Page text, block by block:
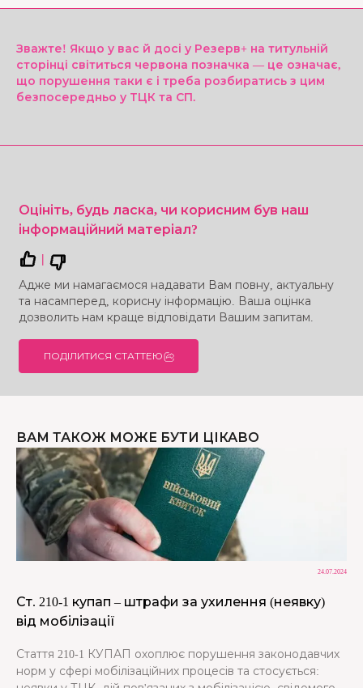
Зважте! Якщо у вас й досі у Резерв+ на титульній
сторінці світиться червона позначка — це означає,
що порушення таки є і треба розбиратись з цим
безпосередньо у ТЦК та СП.
Оцініть, будь ласка, чи корисним був наш
інформаційний матеріал?
|
Адже ми намагаємося надавати Вам повну, актуальну
та насамперед, корисну інформацію. Ваша оцінка
дозволить нам краще відповідати Вашим запитам.
ПОДІЛИТИСЯ СТАТТЕЮ
ВАМ ТАКОЖ МОЖЕ БУТИ ЦІКАВО
24.07.2024
Ст. 210-1 купап – штрафи за ухилення (неявку)
від мобілізації
Стаття 210-1 КУПАП охоплює порушення законодавчих
норм у сфері мобілізаційних процесів та стосується: